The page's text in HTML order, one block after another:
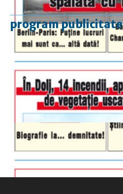
program publicitate
luni-vineri
duminică